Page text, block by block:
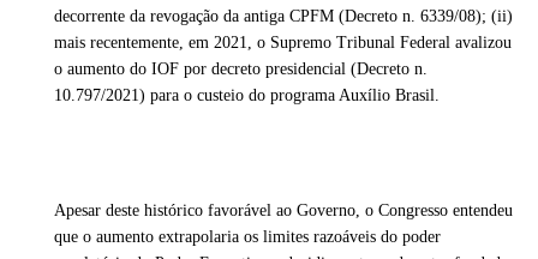
decorrente da revogação da antiga CPFM (Decreto n. 6339/08); (ii)
mais recentemente, em 2021, o Supremo Tribunal Federal avalizou
o aumento do IOF por decreto presidencial (Decreto n.
10.797/2021) para o custeio do programa Auxílio Brasil.
Apesar deste histórico favorável ao Governo, o Congresso entendeu
que o aumento extrapolaria os limites razoáveis do poder